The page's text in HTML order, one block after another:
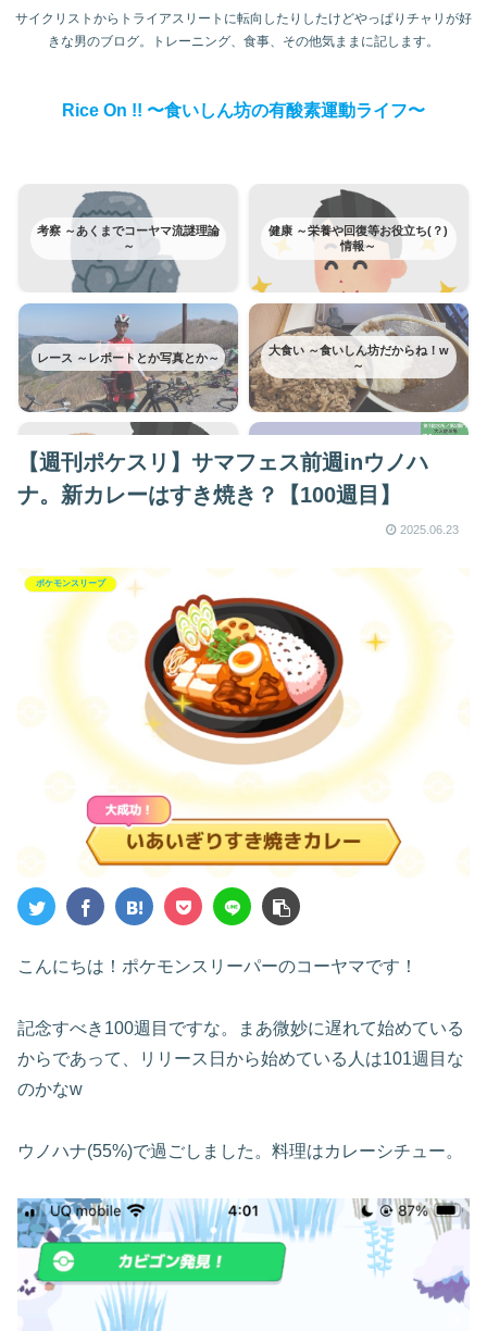
サイクリストからトライアスリートに転向したりしたけどやっぱりチャリが好
きな男のブログ。トレーニング、食事、その他気ままに記します。
Rice On !! 〜食いしん坊の有酸素運動ライフ〜
考察 ～あくまでコーヤマ流謎理論
～
健康 ～栄養や回復等お役立ち(？)
情報～
レース ～レポートとか写真とか～
大食い ～食いしん坊だからね！w
～
トレーニング ～日記みたいなもの
富士ヒルクライム ～みんな大好き
富士ヒルはカテゴリー分けてみた
w～
【週刊ポケスリ】サマフェス前週inウノハ
ナ。新カレーはすき焼き？【100週目】
2025.06.23
ポケモンスリープ
こんにちは！ポケモンスリーパーのコーヤマです！
記念すべき100週目ですな。まあ微妙に遅れて始めている
からであって、リリース日から始めている人は101週目な
のかなw
ウノハナ(55%)で過ごしました。料理はカレーシチュー。